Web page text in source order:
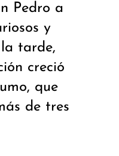
Pedro a
y
tarde,
creció
que
de tres